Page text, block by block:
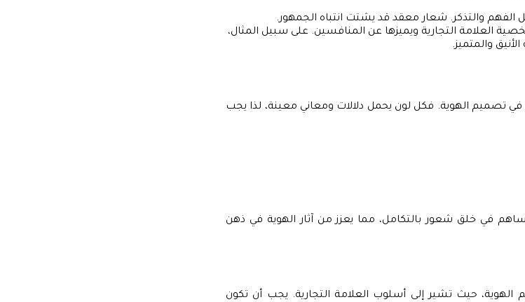
والتذكر. شعار معقد قد يشتت انتباه الجمهور.
العلامة التجارية ويميزها عن المنافسين. على سبيل المثال،
والمتميز.
في تصميم الهوية. فكل لون يحمل دلالات ومعاني معينة، لذا يجب
في خلق شعور بالتكامل، مما يعزز من آثار الهوية في ذهن
حيث تشير إلى أسلوب العلامة التجارية. يجب أن تكون